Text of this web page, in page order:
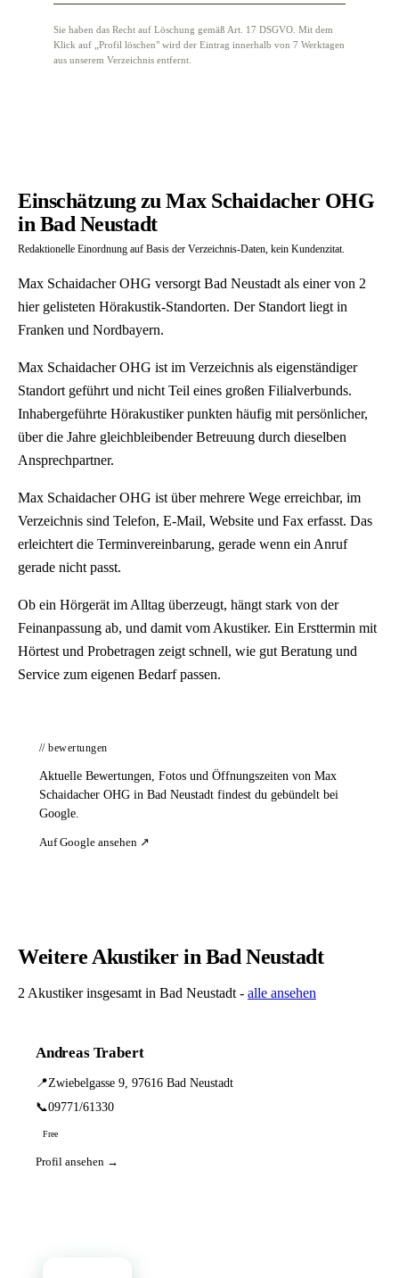
Sie haben das Recht auf Löschung gemäß Art. 17 DSGVO. Mit dem
Klick auf „Profil löschen" wird der Eintrag innerhalb von 7 Werktagen
aus unserem Verzeichnis entfernt.
Einschätzung zu Max Schaidacher OHG
in Bad Neustadt
Redaktionelle Einordnung auf Basis der Verzeichnis-Daten, kein Kundenzitat.
Max Schaidacher OHG versorgt Bad Neustadt als einer von 2
hier gelisteten Hörakustik-Standorten. Der Standort liegt in
Franken und Nordbayern.
Max Schaidacher OHG ist im Verzeichnis als eigenständiger
Standort geführt und nicht Teil eines großen Filialverbunds.
Inhabergeführte Hörakustiker punkten häufig mit persönlicher,
über die Jahre gleichbleibender Betreuung durch dieselben
Ansprechpartner.
Max Schaidacher OHG ist über mehrere Wege erreichbar, im
Verzeichnis sind Telefon, E-Mail, Website und Fax erfasst. Das
erleichtert die Terminvereinbarung, gerade wenn ein Anruf
gerade nicht passt.
Ob ein Hörgerät im Alltag überzeugt, hängt stark von der
Feinanpassung ab, und damit vom Akustiker. Ein Ersttermin mit
Hörtest und Probetragen zeigt schnell, wie gut Beratung und
Service zum eigenen Bedarf passen.
// bewertungen
Aktuelle Bewertungen, Fotos und Öffnungszeiten von Max
Schaidacher OHG in Bad Neustadt findest du gebündelt bei
Google.
Auf Google ansehen ↗
Weitere Akustiker in Bad Neustadt
2 Akustiker insgesamt in Bad Neustadt - alle ansehen
Andreas Trabert
📍Zwiebelgasse 9, 97616 Bad Neustadt
📞09771/61330
Free
Profil ansehen →